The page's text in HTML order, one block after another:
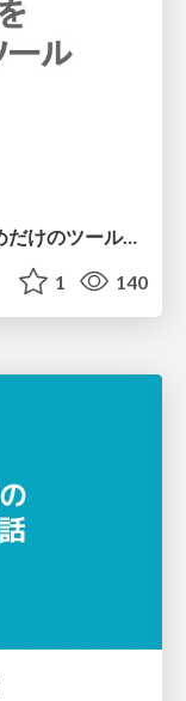
Lean は証明の正しさを確認するためだけのツールって思ってませんか？
1 140